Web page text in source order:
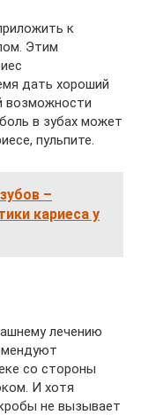
к
Этим
дать хороший
возможности
в зубах может
пульпите.
–
кариеса у
лечению
со стороны
И хотя
не вызывает